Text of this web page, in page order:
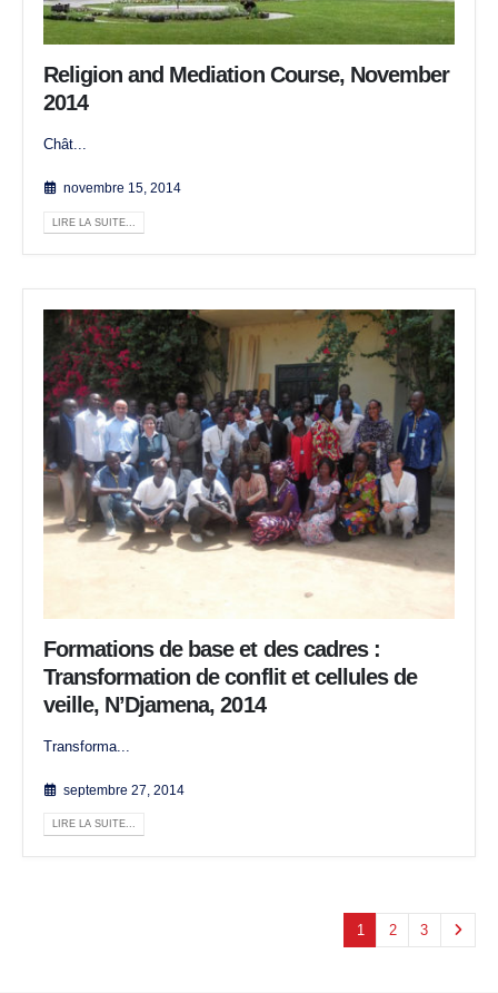
Religion and Mediation Course, November
2014
Chât...
novembre 15, 2014
LIRE LA SUITE...
Formations de base et des cadres :
Transformation de conflit et cellules de
veille, N’Djamena, 2014
Transforma...
septembre 27, 2014
LIRE LA SUITE...
1 2 3